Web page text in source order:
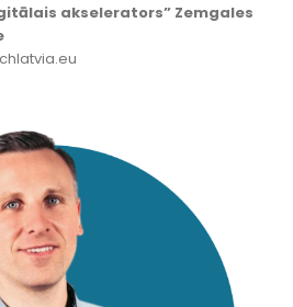
akselerators” Zemgales